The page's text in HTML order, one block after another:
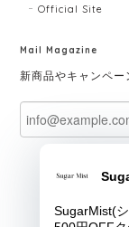
Official Site
Mail Magazine
新商品やキャンペー